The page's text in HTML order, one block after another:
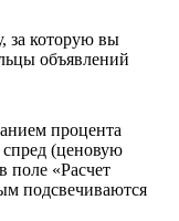
за которую вы
объявлений
процента
(ценовую
поле «Расчет
подсвечиваются